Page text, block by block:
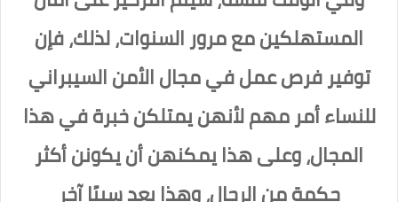
المستهلكين مع مرور السنوات، لذلك، فإن
توفير فرص عمل في مجال الأمن السيبراني
للنساء أمر مهم لأنهن يمتلكن خبرة في هذا
المجال، وعلى هذا يمكنهن أن يكونن أكثر
حكمة من الرجال، وهذا يعد سببًا آخر